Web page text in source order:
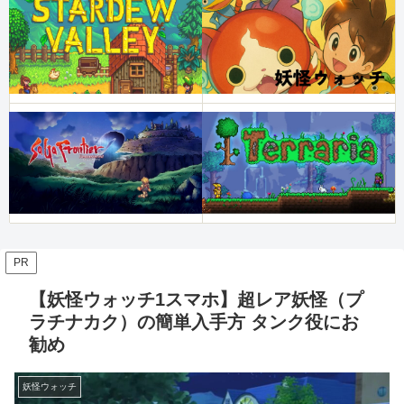
PR
【妖怪ウォッチ1スマホ】超レア妖怪（プ
ラチナカク）の簡単入手方 タンク役にお
勧め
妖怪ウォッチ